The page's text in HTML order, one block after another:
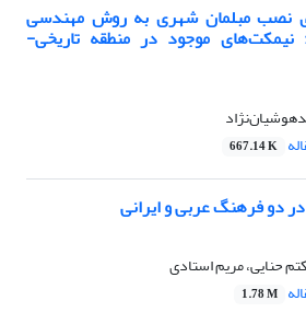
نصب مبلمان شهری به روش مهندسی
نیمکت‌های موجود در منطقه تاریخی-
667.14 K
دو فرهنگ عربی و ایرانی
حنایی، مریم استادی
1.78 M